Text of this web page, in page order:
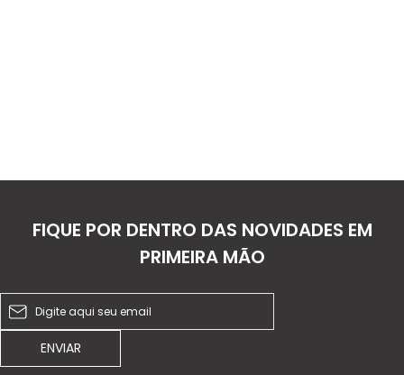
FIQUE POR DENTRO DAS NOVIDADES EM
PRIMEIRA MÃO
ENVIAR